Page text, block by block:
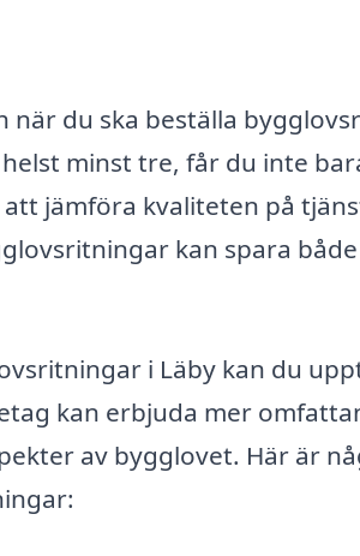
du ska beställa
minst tre, får du inte
jämföra kvaliteten på
kan spara
i Läby kan du
kan erbjuda mer
av bygglovet. Här är